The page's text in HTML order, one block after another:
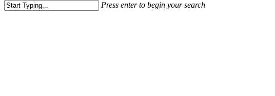
Press enter to begin your search